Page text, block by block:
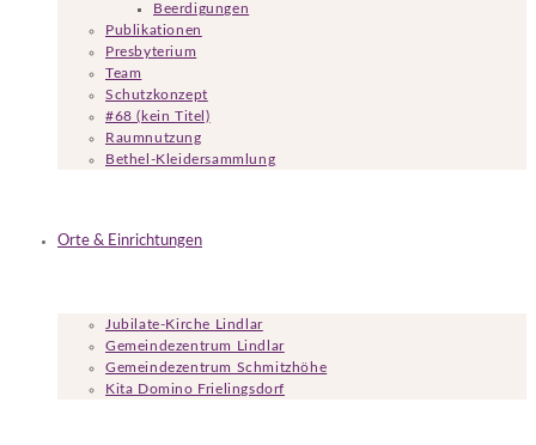
Beerdigungen
Publikationen
Presbyterium
Team
Schutzkonzept
#68 (kein Titel)
Raumnutzung
Bethel-Kleidersammlung
Orte & Einrichtungen
Jubilate-Kirche Lindlar
Gemeindezentrum Lindlar
Gemeindezentrum Schmitzhöhe
Kita Domino Frielingsdorf